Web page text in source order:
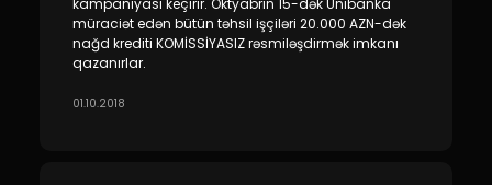
kampaniyası keçirir. Oktyabrın 15-dək Unibanka
müraciət edən bütün təhsil işçiləri 20.000 AZN-dək
nağd krediti KOMİSSİYASIZ rəsmiləşdirmək imkanı
qazanırlar.
01.10.2018